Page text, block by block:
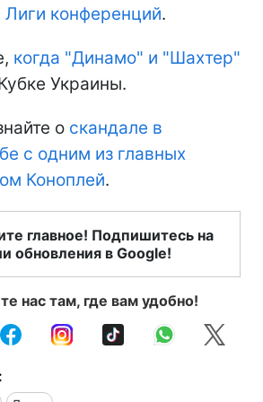
конференций.
когда "Динамо" и "Шахтер"
Украины.
о скандале в
с одним из главных
Коноплей.
главное! Подпишитесь на
обновления в Google!
нас там, где вам удобно!